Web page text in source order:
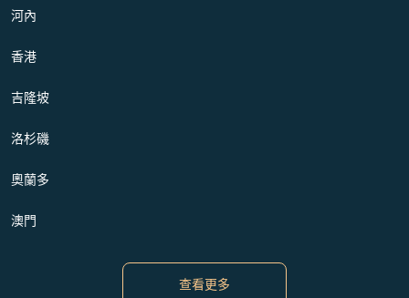
河內
香港
吉隆坡
洛杉磯
奧蘭多
澳門
查看更多